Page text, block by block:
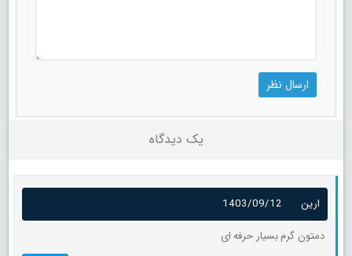
یک دیدگاه
ارین
1403/09/12
دمتون گرم بسیار حرفه ای